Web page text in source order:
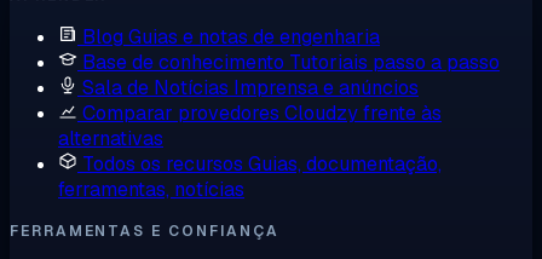
Blog Guias e notas de engenharia
Base de conhecimento Tutoriais passo a passo
Sala de Notícias Imprensa e anúncios
Comparar provedores Cloudzy frente às
alternativas
Todos os recursos Guias, documentação,
ferramentas, notícias
FERRAMENTAS E CONFIANÇA